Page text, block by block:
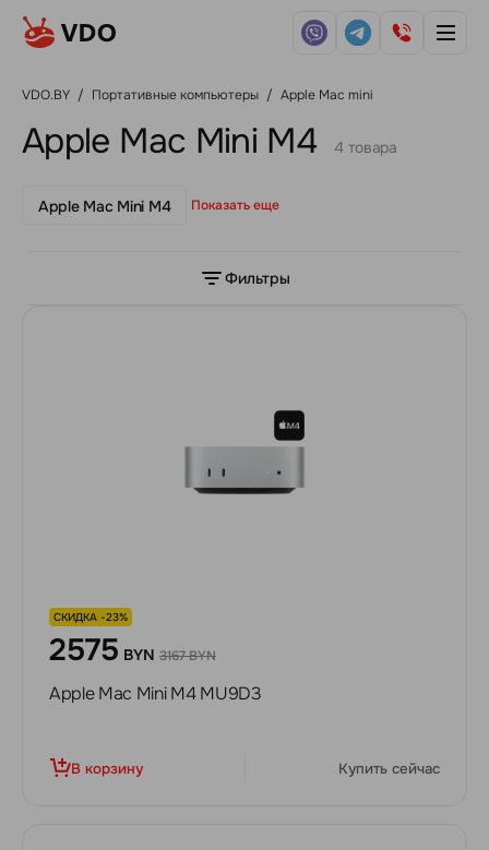
VDO.BY / Портативные компьютеры / Apple Mac mini
Apple Mac Mini M4 4 товара
Apple Mac Mini M4 Показать еще
Фильтры
СКИДКА -23%
2575 BYN 3167 BYN
Apple Mac Mini M4 MU9D3
В корзину Купить сейчас